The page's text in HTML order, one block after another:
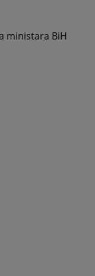
ministara BiH